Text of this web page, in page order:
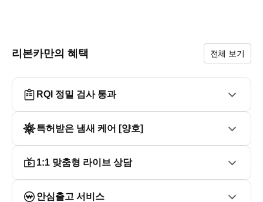
대구광역시 동구 안심로59길22 신서랜드 1층
■전화 후 방문 부탁드립니다
리본카만의 혜택 전체 보기
RQI 정밀 검사 통과
특허받은 냄새 케어 [양호]
1:1 맞춤형 라이브 상담
안심출고 서비스